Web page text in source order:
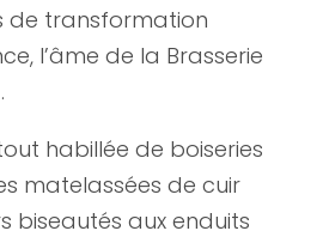
de transformation
l’âme de la Brasserie
habillée de boiseries
matelassées de cuir
biseautés aux enduits